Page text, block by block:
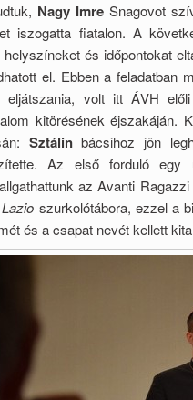
Nagy Imre Snagovot
iszogatta fiatalon. A
helyszíneket és időpontokat
el. Ebben a feladatban
eljátszania, volt itt ÁVH
kitörésének éjszakáján.
Sztálinbácsihoz jön
Az első forduló egy
az Avanti
Lazio szurkolótábora, ezzel a
és a csapat nevét kellett